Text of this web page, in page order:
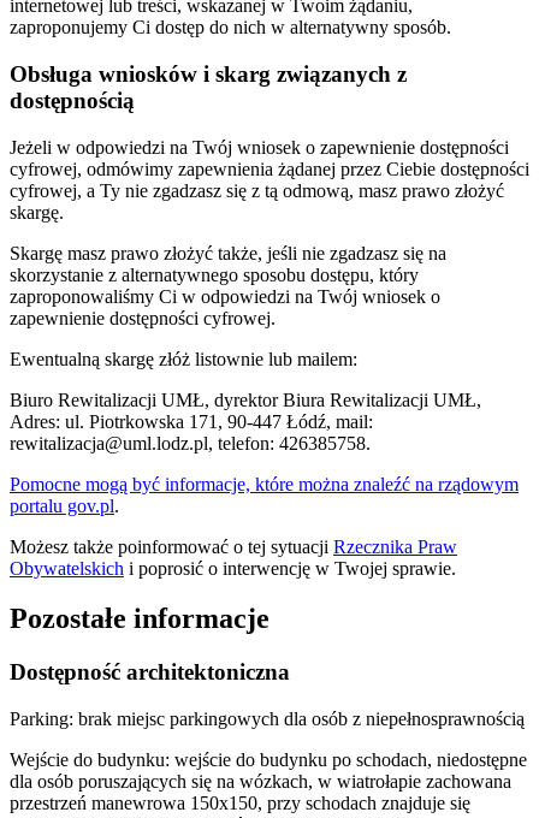
internetowej lub treści, wskazanej w Twoim żądaniu,
zaproponujemy Ci dostęp do nich w alternatywny sposób.
Obsługa wniosków i skarg związanych z
dostępnością
Jeżeli w odpowiedzi na Twój wniosek o zapewnienie dostępności
cyfrowej, odmówimy zapewnienia żądanej przez Ciebie dostępności
cyfrowej, a Ty nie zgadzasz się z tą odmową, masz prawo złożyć
skargę.
Skargę masz prawo złożyć także, jeśli nie zgadzasz się na
skorzystanie z alternatywnego sposobu dostępu, który
zaproponowaliśmy Ci w odpowiedzi na Twój wniosek o
zapewnienie dostępności cyfrowej.
Ewentualną skargę złóż listownie lub mailem:
Biuro Rewitalizacji UMŁ, dyrektor Biura Rewitalizacji UMŁ,
Adres: ul. Piotrkowska 171, 90-447 Łódź, mail:
rewitalizacja@uml.lodz.pl, telefon: 426385758.
Pomocne mogą być informacje, które można znaleźć na rządowym
portalu gov.pl.
Możesz także poinformować o tej sytuacji Rzecznika Praw
Obywatelskich i poprosić o interwencję w Twojej sprawie.
Pozostałe informacje
Dostępność architektoniczna
Parking: brak miejsc parkingowych dla osób z niepełnosprawnością
Wejście do budynku: wejście do budynku po schodach, niedostępne
dla osób poruszających się na wózkach, w wiatrołapie zachowana
przestrzeń manewrowa 150x150, przy schodach znajduje się